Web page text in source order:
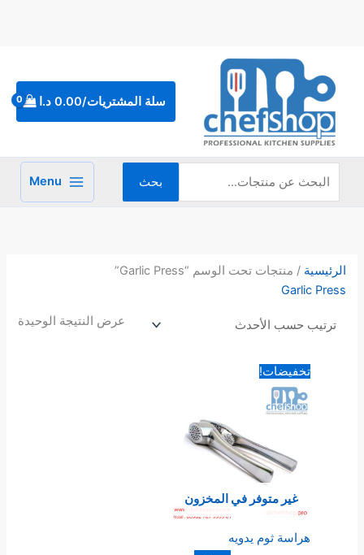
سلة المشتريات/0.00 د.ا
عن:
بحث Menu
الرئيسية / منتجات تحت الوسم “Garlic Press”
Garlic Press
عرض النتيجة الوحيدة
تخفيضات!
غير متوفر في المخزون
هراسة ثوم يدويه
السعر
الأصلي
5.00 د.ا.